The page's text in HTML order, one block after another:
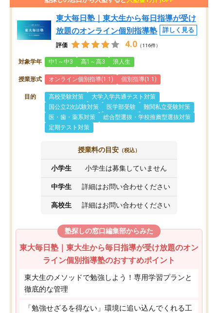
東大毎日塾｜東大生から毎日指導が受け
放題のオンライン個別指導塾
詳しく見る
評価 4.0 （116件）
対象学年 中1～中3 高1～高3 浪人生
授業形式 オンライン個別指導(1:1) 個別指導(1:1)
目的 高校受験対策
大学入学共通テスト対策
国公立2次試験対策
医学部受験
難関私立受験対策
医・歯・薬系対策
総合型選抜・学校推薦型選抜対策
定期テスト対策
授業料の目安 （税込）
小学生 小学生は募集していません
中学生 詳細はお問い合わせください
高校生 詳細はお問い合わせください
塾探しの窓口編集部からみた
東大毎日塾｜東大生から毎日指導が受け放題のオン
ライン個別指導塾のおすすめポイント
東大生のメソッドで勉強しよう！専用学習プランと
徹底的な管理
「勉強せざるを得ない」環境に追い込んでくれる工